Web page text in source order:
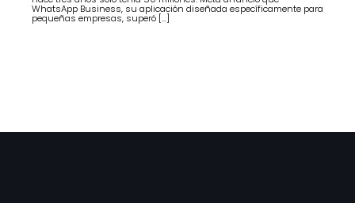
WhatsApp Business, su aplicación diseñada específicamente para
pequeñas empresas, superó […]